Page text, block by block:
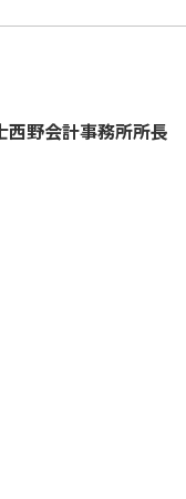
西野会計事務所所長